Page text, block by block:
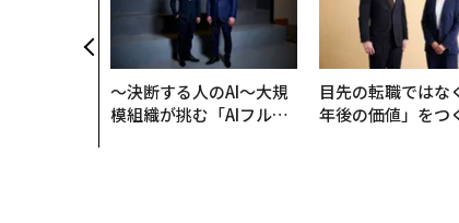
〜決断する人のAI〜大規
模組織が挑む「AIフル実
目先の転職ではな
年後の価値」を